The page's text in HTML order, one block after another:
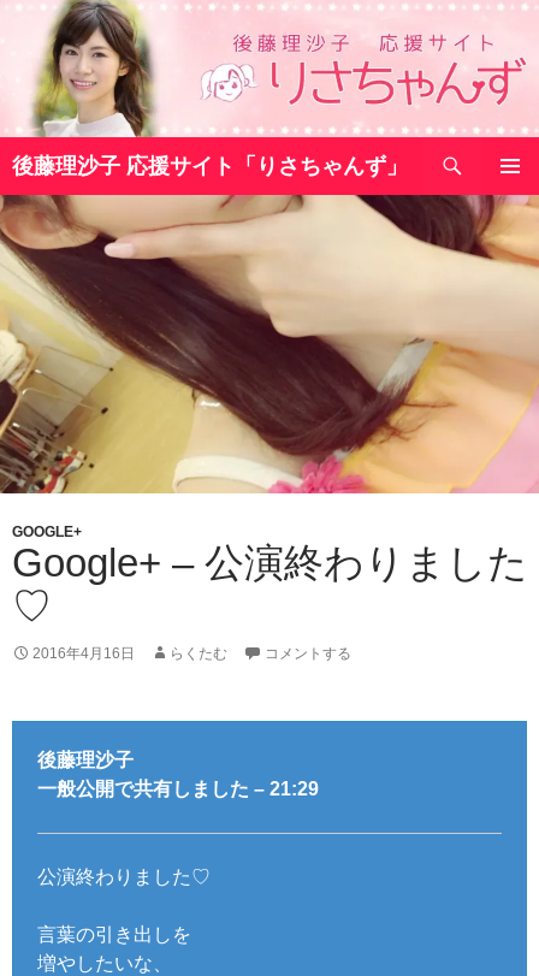
ツ
へ
キ
ッ
プ
後藤理沙子 応援サイト「りさちゃんず」
索
メインメ
ニュー
GOOGLE+
Google+ – 公演終わりました
♡
2016年4月16日 らくたむ コメントする
後藤理沙子
一般公開で共有しました – 21:29
公演終わりました♡
言葉の引き出しを
増やしたいな、